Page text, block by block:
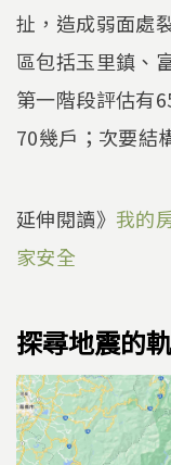
扯，造成弱面處
區包括玉里鎮、
第一階段評估有
70幾戶；次要結
延伸閱讀》 我的
家安全
探尋地震的